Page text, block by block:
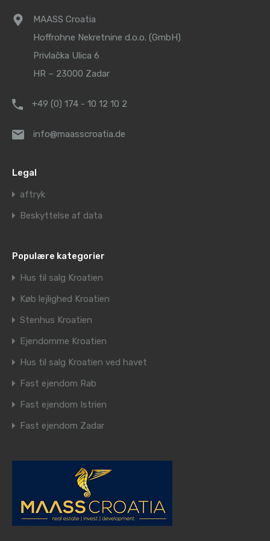
MAASS Croatia
Hoffrohne Nekretnine d.o.o. (GmbH)
Privlačka Ulica 6
HR – 23000 Zadar
+49 (0) 174 - 10 12 10 2
info@maasscroatia.de
Legal
aftryk
Beskyttelse af data
Populære kategorier
Hus til salg Kroatien
Køb lejlighed Kroatien
Stenhus Kroatien
Ejendomme Kroatien
Hus til salg Kroatien ved havet
Fast ejendom Rab
Fast ejendom Istrien
Fast ejendom Zadar